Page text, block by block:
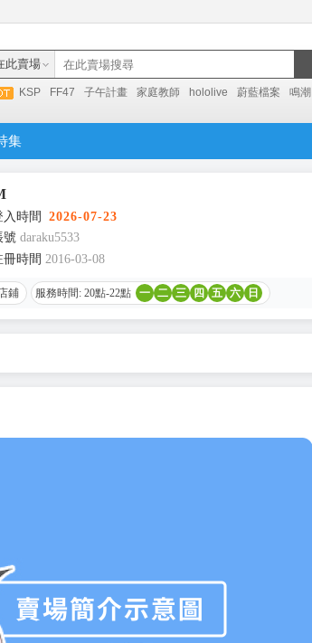
此賣場
KSP FF47 子午計畫 家庭教師 hololive 蔚藍檔案 鳴潮
集
時間
2026-07-23
號 daraku5533
時間 2016-03-08
鋪 服務時間: 20點-22點 一 二 三 四 五 六 日